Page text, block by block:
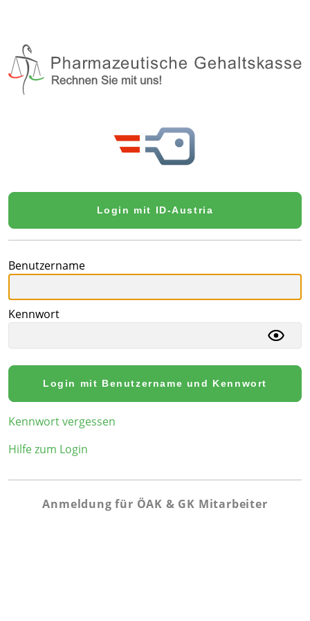
Login mit ID-Austria
Benutzername
Kennwort
Login mit Benutzername und Kennwort
Kennwort vergessen
Hilfe zum Login
Anmeldung für ÖAK & GK Mitarbeiter